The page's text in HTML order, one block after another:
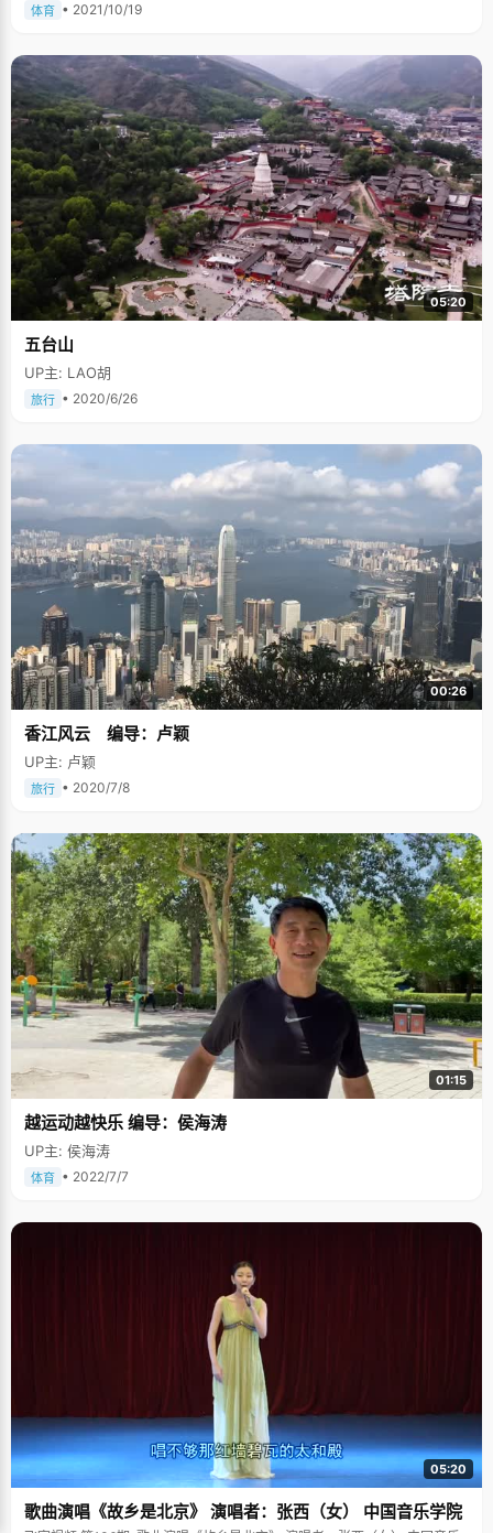
体育 • 2021/10/19
05:20
五台山
UP主: LAO胡
旅行 • 2020/6/26
00:26
香江风云 编导：卢颖
UP主: 卢颖
旅行 • 2020/7/8
01:15
越运动越快乐 编导：侯海涛
UP主: 侯海涛
体育 • 2022/7/7
05:20
歌曲演唱《故乡是北京》 演唱者：张西（女） 中国音乐学院